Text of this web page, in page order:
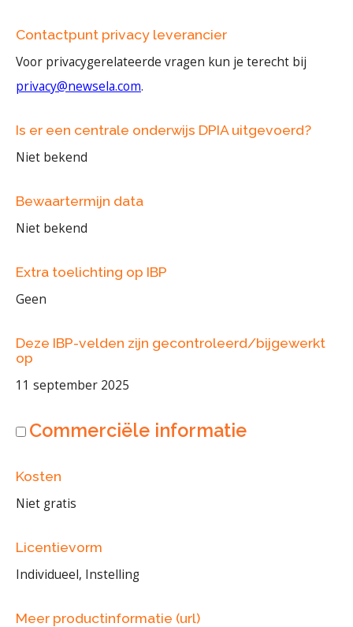
Contactpunt privacy leverancier
Voor privacygerelateerde vragen kun je terecht bij
privacy@newsela.com.
Is er een centrale onderwijs DPIA uitgevoerd?
Niet bekend
Bewaartermijn data
Niet bekend
Extra toelichting op IBP
Geen
Deze IBP-velden zijn gecontroleerd/bijgewerkt
op
11 september 2025
Commerciële informatie
Kosten
Niet gratis
Licentievorm
Individueel, Instelling
Meer productinformatie (url)